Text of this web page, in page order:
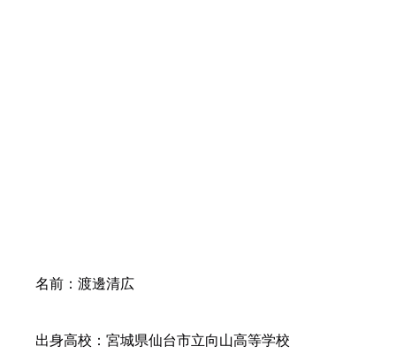
名前：渡邊清広
出身高校：宮城県仙台市立向山高等学校